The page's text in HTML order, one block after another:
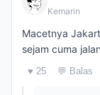
Kemarin
Macetnya
sejam cuma
♥ 25 💬 Balas